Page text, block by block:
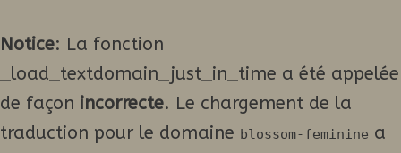
Notice: La fonction
_load_textdomain_just_in_time a été appelée
de façon incorrecte. Le chargement de la
traduction pour le domaine blossom-feminine a